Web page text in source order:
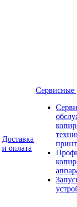
Доставка
и оплата
Сервисные